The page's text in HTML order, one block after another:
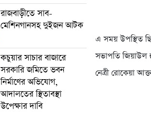
রাজবাড়ীতে সাব-
মেশিনগানসহ দুইজন আটক
কচুয়ার সাচার বাজারে
সরকারি জমিতে ভবন
নির্মাণের অভিযোগ,
আদালতের স্থিতাবস্থা
উপেক্ষার দাবি
এ সময় উপস্থিত
সভাপতি জিয়াউল
নেত্রী রোকেয়া